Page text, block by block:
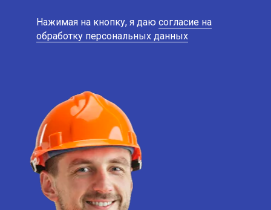
Нажимая на кнопку, я даю согласие на
обработку персональных данных